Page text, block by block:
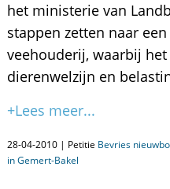
het ministerie van
stappen zetten naar
veehouderij, waarbij
dierenwelzijn en
+Lees meer...
28-04-2010 | Petitie Bevries
in Gemert-Bakel